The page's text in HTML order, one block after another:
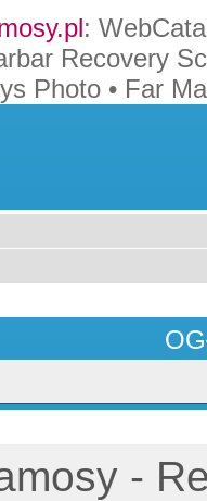
:
Recovery
Photo • Far
-